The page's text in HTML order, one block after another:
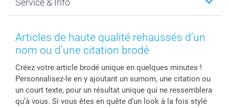
Développement photo & Tirage photo
Cadres photo & accessoires déco
Calendrier photos & Agendas photo
Chèque Cadeau
Gestion des cookies
Mentions Légales
Presse
Investor Relations
B2B smartbusiness
Droit de rétractation
Nouvel An
Fête des Mères
Fête des Pères
Mariage
Fête d'anniversaire
Collection naissance
Service & Info
Tarifs et frais de livraison
Livraison
Modes de Paiement
Identifiez-vous
Plan du site
Articles de haute qualité rehaussés d’un
nom ou d’une citation brodé
Créez votre article brodé unique en quelques minutes !
Personnalisez-le en y ajoutant un surnom, une citation ou
un court texte, pour un résultat unique qui ne ressemblera
qu’à vous. Si vous êtes en quête d’un look à la fois stylé